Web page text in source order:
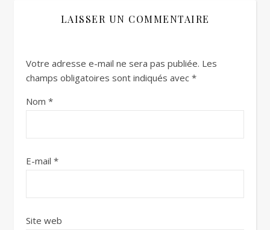
LAISSER UN COMMENTAIRE
Votre adresse e-mail ne sera pas publiée. Les
champs obligatoires sont indiqués avec *
Nom *
E-mail *
Site web